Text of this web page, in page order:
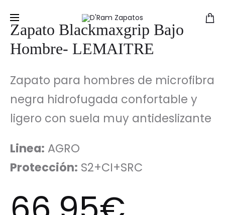
Zapato Blackmaxgrip Bajo
Hombre- LEMAITRE
Zapato para hombres de microfibra
negra hidrofugada confortable y
ligero con suela muy antideslizante
Linea: AGRO
Protección: S2+CI+SRC